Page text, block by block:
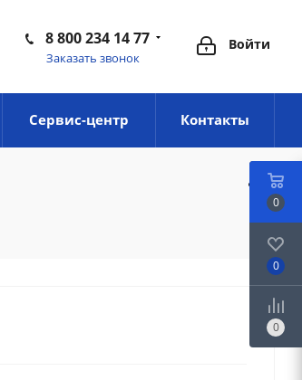
Войти
8 800 234 14 77
Заказать звонок
Сервис-центр Контакты
0
0
0